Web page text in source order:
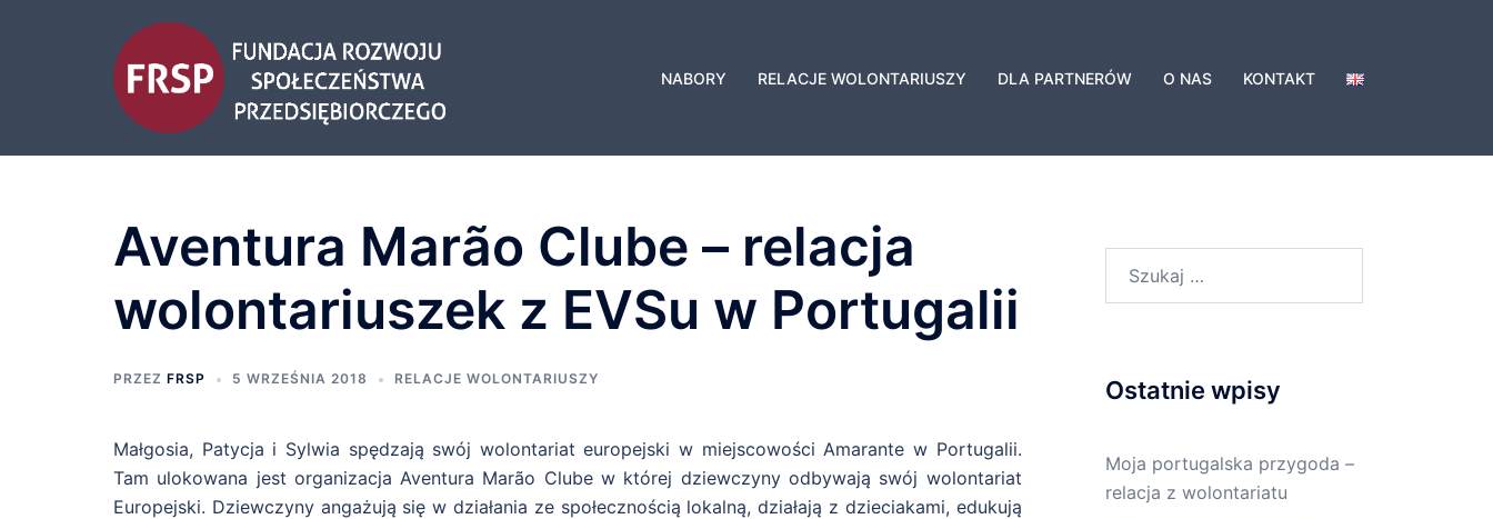
NABORY RELACJE WOLONTARIUSZY DLA PARTNERÓW O NAS KONTAKT
Aventura Marão Clube – relacja
wolontariuszek z EVSu w Portugalii
PRZEZ FRSP 5 WRZEŚNIA 2018 RELACJE WOLONTARIUSZY
Małgosia, Patycja i Sylwia spędzają swój wolontariat europejski w miejscowości Amarante w Portugalii.
Tam ulokowana jest organizacja Aventura Marão Clube w której dziewczyny odbywają swój wolontariat
Europejski. Dziewczyny angażują się w działania ze społecznością lokalną, działają z dzieciakami, edukują
Ostatnie wpisy
Moja portugalska przygoda –
relacja z wolontariatu